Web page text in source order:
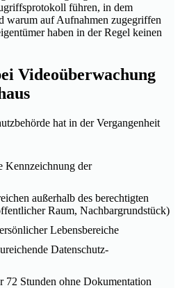
führen, in dem
warum auf Aufnahmen zugegriffen
haben in der Regel keinen
Videoüberwachung
hat in der Vergangenheit
Kennzeichnung der
außerhalb des berechtigten
Raum, Nachbargrundstück)
Lebensbereiche
Datenschutz-
72 Stunden ohne Dokumentation